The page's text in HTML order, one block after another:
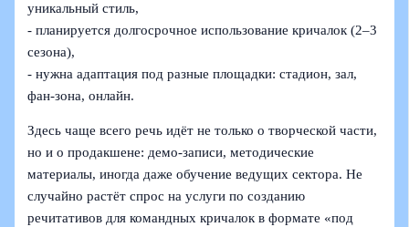
уникальный стиль,
- планируется долгосрочное использование кричалок (2–3
сезона),
- нужна адаптация под разные площадки: стадион, зал,
фан-зона, онлайн.
Здесь чаще всего речь идёт не только о творческой части,
но и о продакшене: демо-записи, методические
материалы, иногда даже обучение ведущих сектора. Не
случайно растёт спрос на услуги по созданию
речитативов для командных кричалок в формате «под